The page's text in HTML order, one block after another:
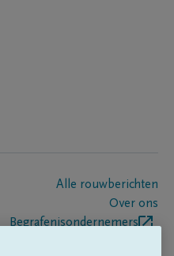
Alle rouwberichten
Over ons
Begrafenisondernemers